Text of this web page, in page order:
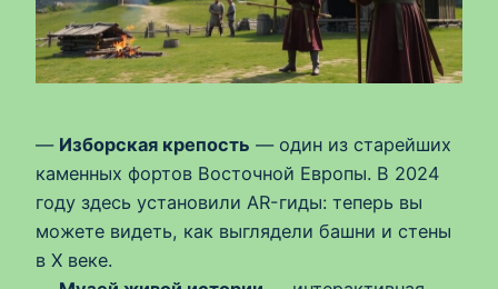
— Изборская крепость — один из старейших
каменных фортов Восточной Европы. В 2024
году здесь установили AR-гиды: теперь вы
можете видеть, как выглядели башни и стены
в X веке.